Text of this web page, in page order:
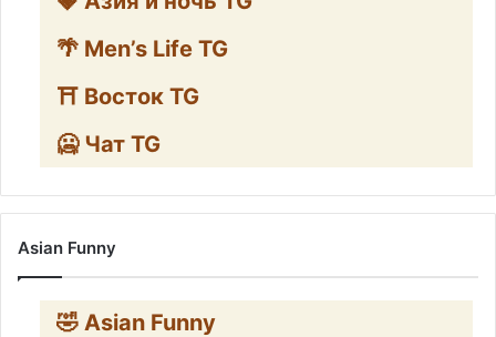
🌴 Men’s Life TG
⛩️ Восток TG
🥶 Чат TG
Asian Funny
🤣 Asian Funny